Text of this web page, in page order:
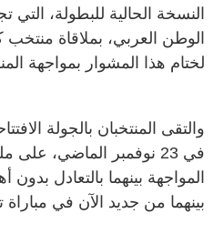
النسخة الحالية للبطولة،
الوطن العربي، بملاقاة منتخب
لختام هذا المشوار بمواجهة
والتقى المنتخبان بالجولة
في 23 نوفمبر الماضي،
المواجهة بينهما بالتعادل
بينهما من جديد الآن في مباراة